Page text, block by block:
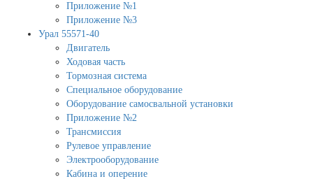
Приложение №1
Приложение №3
Урал 55571-40
Двигатель
Ходовая часть
Тормозная система
Специальное оборудование
Оборудование самосвальной установки
Приложение №2
Трансмиссия
Рулевое управление
Электрооборудование
Кабина и оперение